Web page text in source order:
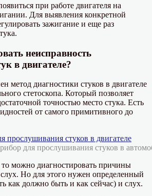
при работе двигателя на
Для выявления конкретной
зажигание и еще раз
неисправность
в двигателе?
метод диагностики стуков в двигателе
стетоскопа. Который позволяет
точностью место стука. Есть
от самого примитивного до
для прослушивания стуков в
то можно диагностировать причины
слух. Но для этого нужен определенный
как должно быть и как сейчас) и слух.